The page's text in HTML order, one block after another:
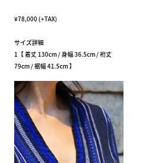
¥78,000 (+TAX)
サイズ詳細
1【 着丈 130cm / 身幅 36.5cm / 裄丈
79cm / 裾幅 41.5cm 】